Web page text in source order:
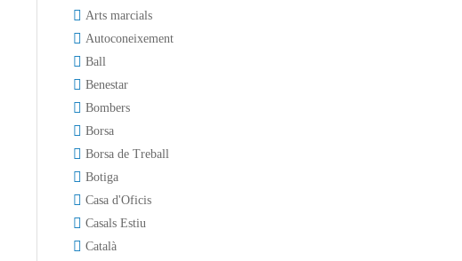
Arts marcials
Autoconeixement
Ball
Benestar
Bombers
Borsa
Borsa de Treball
Botiga
Casa d'Oficis
Casals Estiu
Català